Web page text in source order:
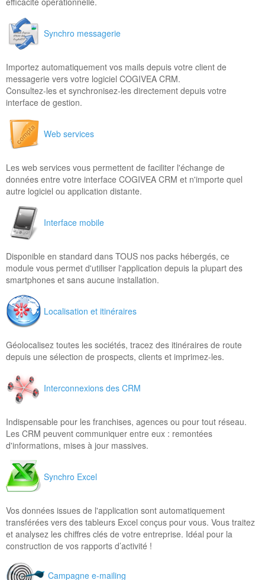
Synchro messagerie
Importez automatiquement vos mails depuis votre client de
messagerie vers votre logiciel COGIVEA CRM.
Consultez-les et synchronisez-les directement depuis votre
interface de gestion.
Web services
Les web services vous permettent de faciliter l'échange de
données entre votre interface COGIVEA CRM et n'importe quel
autre logiciel ou application distante.
Interface mobile
Disponible en standard dans TOUS nos packs hébergés, ce
module vous permet d'utiliser l'application depuis la plupart des
smartphones et sans aucune installation.
Localisation et itinéraires
Géolocalisez toutes les sociétés, tracez des itinéraires de route
depuis une sélection de prospects, clients et imprimez-les.
Interconnexions des CRM
Indispensable pour les franchises, agences ou pour tout réseau.
Les CRM peuvent communiquer entre eux : remontées
d'informations, mises à jour massives.
Synchro Excel
Vos données issues de l'application sont automatiquement
transférées vers des tableurs Excel conçus pour vous. Vous traitez
et analysez les chiffres clés de votre entreprise. Idéal pour la
construction de vos rapports d’activité !
Campagne e-mailing